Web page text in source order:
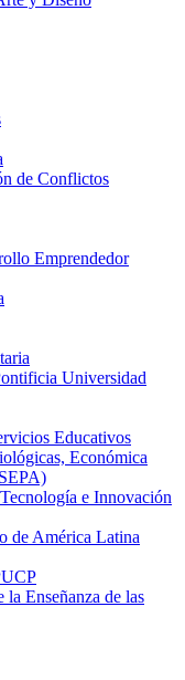
de Conflictos
Emprendedor
Universidad
Educativos
Económica
e Innovación
de América Latina
Enseñanza de las